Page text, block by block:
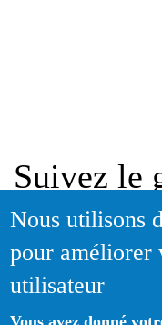
Suivez le
Informations sur
Voir le guide
Nous utilisons
pour améliorer
utilisateur
Vous avez donné